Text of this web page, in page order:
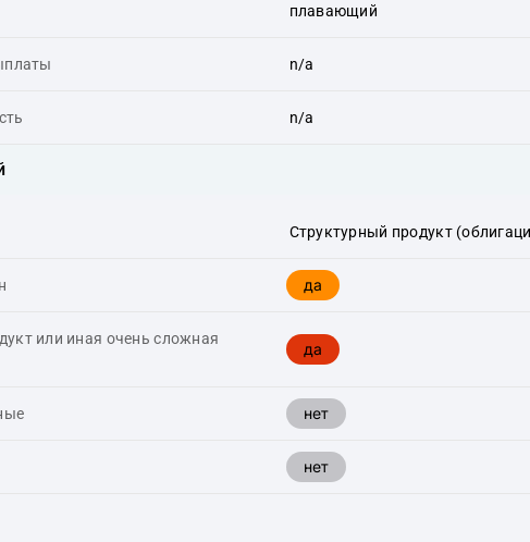
плавающий
n/a
n/a
Структурный продукт
да
или иная очень сложная
да
нет
нет